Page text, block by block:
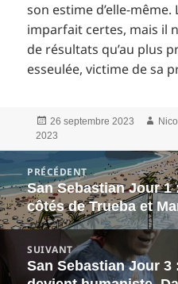
son estime d’elle-même.
imparfait certes, mais il
de résultats qu’au plus
esseulée, victime de sa
Publié
le
26 septembre 2023
2023
de
l’article
PRÉCÉDENT
Article
précédent :
San Sebastian Jour 1
côtés de Trueba et
SUIVANT
Article
San Sebastian Jour 3